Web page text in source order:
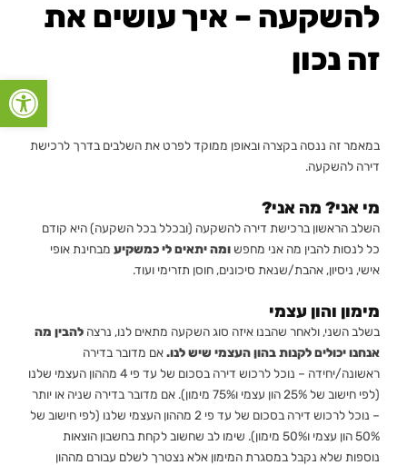
פתח
להשקעה – איך עושים את
זה נכון
במאמר זה ננסה בקצרה ובאופן ממוקד לפרט את השלבים בדרך לרכישת
דירה להשקעה.
מי אני? מה אני?
השלב הראשון ברכישת דירה להשקעה (ובכלל בכל השקעה) היא קודם
כל לנסות להבין מה אני מחפש ומה יתאים לי כמשקיע מבחינת אופי
אישי, ניסיון, אהבת/שנאת סיכונים, חוסן תזרימי ועוד.
מימון והון עצמי
בשלב השני, ולאחר שהבנו איזה סוג השקעה מתאים לנו, נרצה להבין מה
אנחנו יכולים לקנות בהון העצמי שיש לנו.אם מדובר בדירה
ראשונה/יחידה – נוכל לרכוש דירה בסכום של עד פי 4 מההון העצמי שלנו
(לפי חישוב של 25% הון עצמי ו75% מימון). אם מדובר בדירה שניה או יותר
– נוכל לרכוש דירה בסכום של עד פי 2 מההון העצמי שלנו (לפי חישוב של
50% הון עצמי ו50% מימון). שימו לב שחשוב לקחת בחשבון הוצאות
נוספות שלא נקבל במסגרת המימון אלא נצטרך לשלם עבורם מההון